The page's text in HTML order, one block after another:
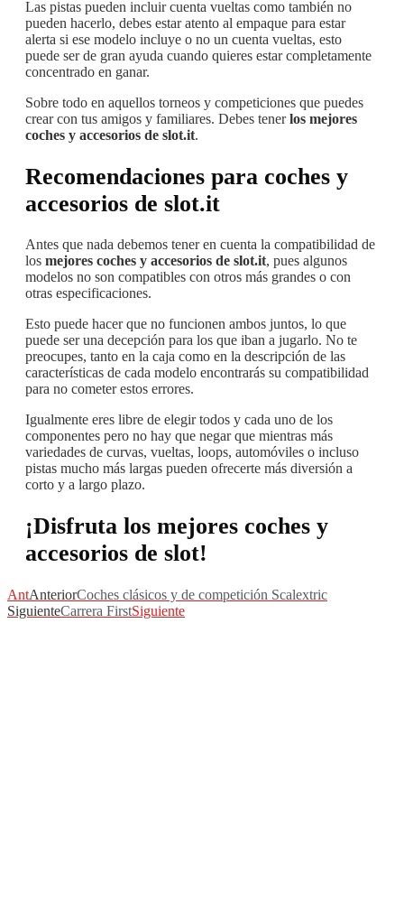
Las pistas pueden incluir cuenta vueltas como también no
pueden hacerlo, debes estar atento al empaque para estar
alerta si ese modelo incluye o no un cuenta vueltas, esto
puede ser de gran ayuda cuando quieres estar completamente
concentrado en ganar.
Sobre todo en aquellos torneos y competiciones que puedes
crear con tus amigos y familiares. Debes tenerlos mejores
coches y accesorios de slot.it.
Recomendaciones para coches y
accesorios de slot.it
Antes que nada debemos tener en cuenta la compatibilidad de
los mejores coches y accesorios de slot.it, pues algunos
modelos no son compatibles con otros más grandes o con
otras especificaciones.
Esto puede hacer que no funcionen ambos juntos, lo que
puede ser una decepción para los que iban a jugarlo. No te
preocupes, tanto en la caja como en la descripción de las
características de cada modelo encontrarás su compatibilidad
para no cometer estos errores.
Igualmente eres libre de elegir todos y cada uno de los
componentes pero no hay que negar que mientras más
variedades de curvas, vueltas, loops, automóviles o incluso
pistas mucho más largas pueden ofrecerte más diversión a
corto y a largo plazo.
¡Disfruta los mejores coches y
accesorios de slot!
AntAnteriorCoches clásicos y de competición Scalextric
SiguienteCarrera FirstSiguiente